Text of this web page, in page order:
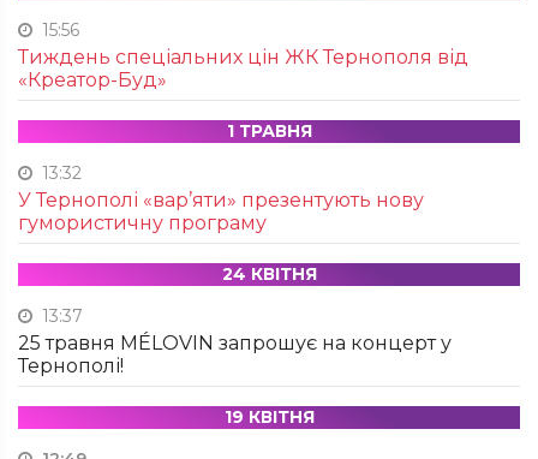
15:56
Тиждень спеціальних цін ЖК Тернополя від
«Креатор-Буд»
1 ТРАВНЯ
13:32
У Тернополі «вар’яти» презентують нову
гумористичну програму
24 КВІТНЯ
13:37
25 травня MÉLOVIN запрошує на концерт у
Тернополі!
19 КВІТНЯ